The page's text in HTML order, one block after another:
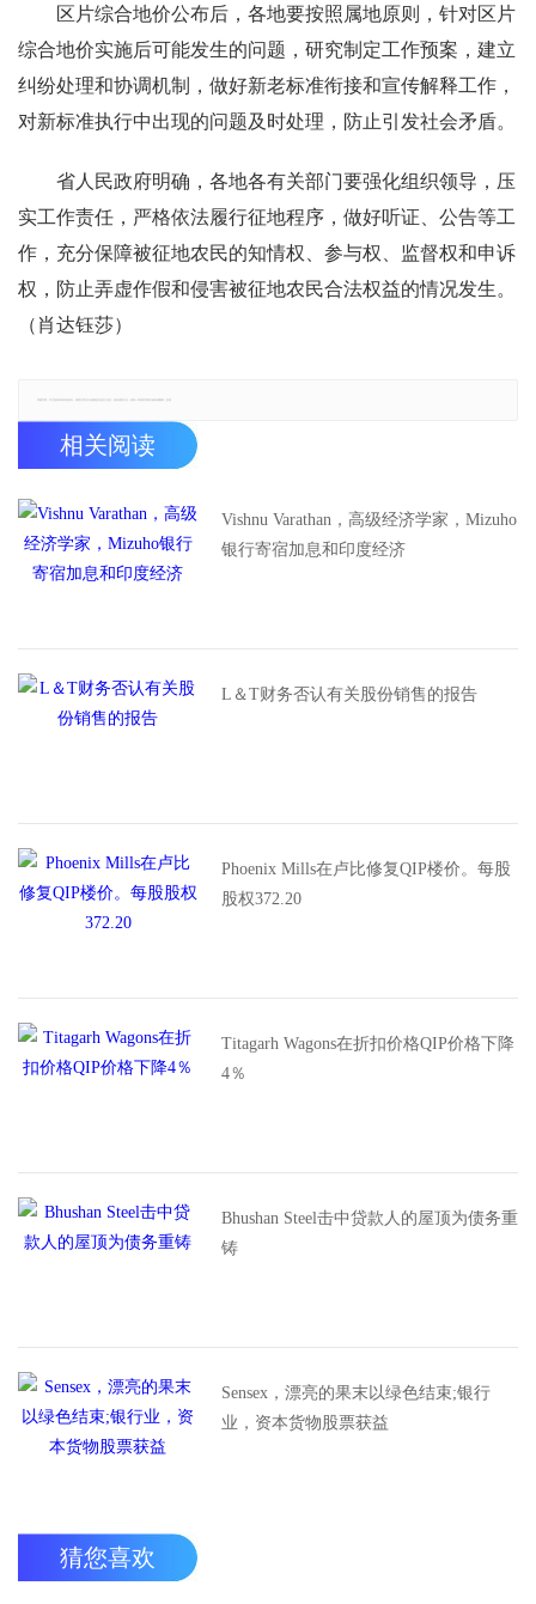
区片综合地价公布后，各地要按照属地原则，针对区片
综合地价实施后可能发生的问题，研究制定工作预案，建立
纠纷处理和协调机制，做好新老标准衔接和宣传解释工作，
对新标准执行中出现的问题及时处理，防止引发社会矛盾。
省人民政府明确，各地各有关部门要强化组织领导，压
实工作责任，严格依法履行征地程序，做好听证、公告等工
作，充分保障被征地农民的知情权、参与权、监督权和申诉
权，防止弄虚作假和侵害被征地农民合法权益的情况发生。
（肖达钰莎）
相关阅读
Vishnu Varathan，高级经济学家，Mizuho
银行寄宿加息和印度经济
L＆T财务否认有关股份销售的报告
Phoenix Mills在卢比修复QIP楼价。每股
股权372.20
Titagarh Wagons在折扣价格QIP价格下降
4％
Bhushan Steel击中贷款人的屋顶为债务重
铸
Sensex，漂亮的果末以绿色结束;银行
业，资本货物股票获益
猜您喜欢